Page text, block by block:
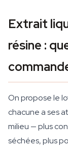
Extrait
résine :
On propose le
chacune a ses
milieu — plus
séchées, plus